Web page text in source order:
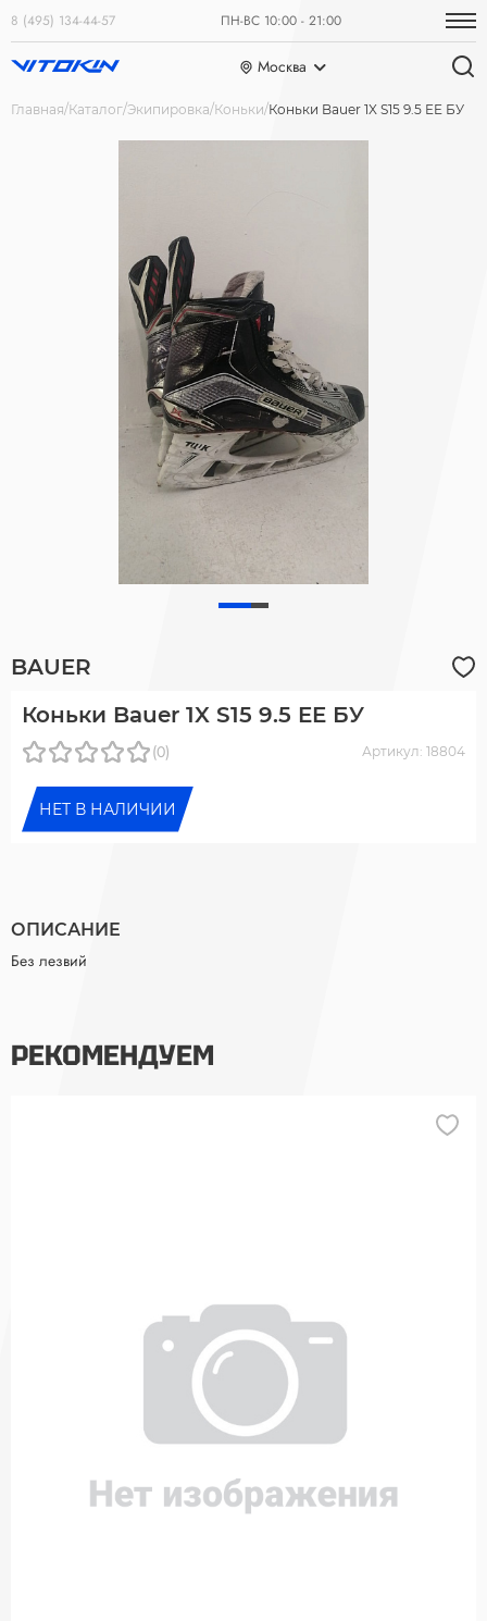
8 (495) 134-44-57 ПН-ВС 10:00 - 21:00
Москва
Главная Каталог Экипировка Коньки Коньки Bauer 1X S15 9.5 EE БУ
BAUER
Коньки Bauer 1X S15 9.5 EE БУ
(0) Артикул: 18804
НЕТ В НАЛИЧИИ
ОПИСАНИЕ
Без лезвий
РЕКОМЕНДУЕМ